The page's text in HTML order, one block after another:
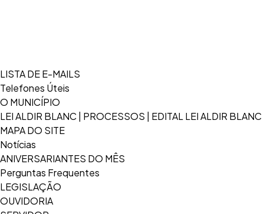
LISTA DE E-MAILS
Telefones Úteis
O MUNICÍPIO
LEI ALDIR BLANC | PROCESSOS | EDITAL LEI ALDIR BLANC
MAPA DO SITE
Notícias
ANIVERSARIANTES DO MÊS
Perguntas Frequentes
LEGISLAÇÃO
OUVIDORIA